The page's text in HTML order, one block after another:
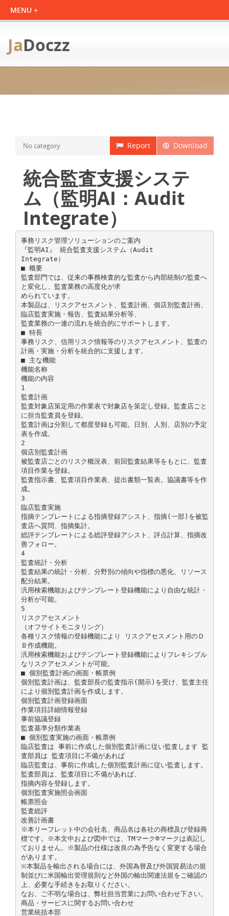
JaDoczz
Download
Report
No category
統合監査支援システ
ム（監明AI：Audit
Integrate）
事務リスク管理ソリューションのご案内
『監明AI』 統合監査支援システム（Audit
Integrate）
■ 概要
監査部門では、従来の事務検査的な監査から内部統制の監査へ
と変化し、監査業務の高度化が求
められています。
本製品は、リスクアセスメント、監査計画、個店別監査計画、
臨店監査実施・報告、監査結果分析等、
監査業務の一連の流れを統合的にサポートします。
■ 特長
事務リスク、信用リスク情報等のリスクアセスメント、監査の
計画・実施・分析を統合的に支援します。
■ 主な機能
機能名称
機能の内容
1
監査計画
監査対象店策定用の作業表で対象店を策定し登録。監査店ごと
に担当監査員を登録。
監査計画は分割して都度登録も可能。日別、人別、店別の予定
表を作成。
2
個店別監査計画
被監査店ごとのリスク概況表、前回監査結果等をもとに、監査
項目作業を登録。
監査指示書、監査項目作業表、提出書類一覧表。協議書等を作
成。
3
臨店監査実施
指摘テンプレートによる指摘登録アシスト、指摘(一部)を被監
査店へ質問、指摘集計。
総評テンプレートによる総評登録アシスト、評点計算、指摘改
善フォロー。
4
監査統計・分析
監査結果の統計・分析、分野別の傾向や指標の悪化、リソース
配分結果。
汎用検索機能およびテンプレート登録機能により自由な統計・
分析が可能。
5
リスクアセスメント
（オフサイトモニタリング）
各種リスク情報の登録機能により リスクアセスメント用のＤ
Ｂ作成機能。
汎用検索機能およびテンプレート登録機能によりフレキシブル
なリスクアセスメントが可能。
■ 個別監査計画の画面・帳票例
個別監査計画は、監査部長の監査指示(開示)を受け、監査主任
により個別監査計画を作成します。
個別監査計画登録画面
作業項目詳細情報登録
事前協議登録
監査基準分類作業表
■ 個別監査実施の画面・帳票例
臨店監査は 事前に作成した個別監査計画に従い監査します 監
査部員は 監査項目に不備があれば
臨店監査は、事前に作成した個別監査計画に従い監査します。
監査部員は、監査項目に不備があれば、
指摘内容を登録します。
個別監査実施照会画面
帳票照会
監査総評
改善計画書
※本リーフレット中の会社名、商品名は各社の商標及び登録商
標です。※本文中および図中では、TMマーク®マークは表記し
ておりません。※製品の仕様は改良の為予告なく変更する場合
があります。
※本製品を輸出される場合には、外国為替及び外国貿易法の規
制並びに米国輸出管理規則など外国の輸出関連法規をご確認の
上、必要な手続きをお取りください。
なお、ご不明な場合は、弊社担当営業にお問い合わせ下さい。
商品・サービスに関するお問い合わせ
営業統括本部